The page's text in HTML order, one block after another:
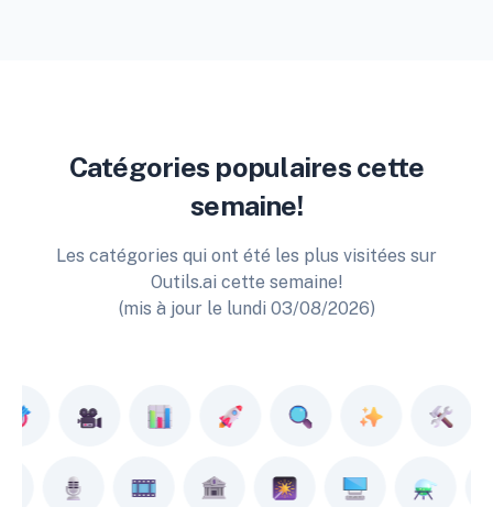
Catégories populaires cette
semaine!
Les catégories qui ont été les plus visitées sur
Outils.ai cette semaine!
(mis à jour le lundi 03/08/2026)